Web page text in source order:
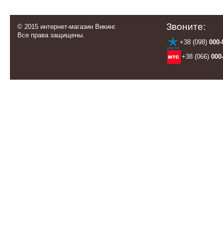
© 2015 интернет-магазин Викинг.
Все права защищены.
Звоните:
+38 (098) 000-
+38 (066)